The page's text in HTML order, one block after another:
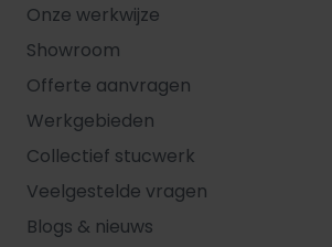
Onze werkwijze
Showroom
Offerte aanvragen
Werkgebieden
Collectief stucwerk
Veelgestelde vragen
Blogs & nieuws